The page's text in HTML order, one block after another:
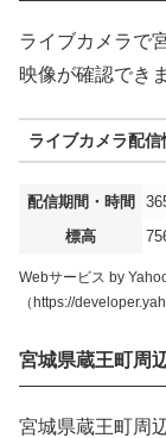
ライブカメラで
映像が確認でき
ライブカメラ配信
配信期間・時間
標高
Webサービス by
（https://
宮城県蔵王町周
宮城県蔵王町周